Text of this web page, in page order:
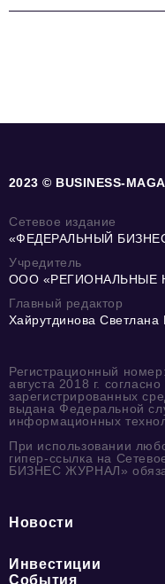
2023 © BUSINESS-
Сетевое издание
«ФЕДЕРАЛЬНЫЙ
Учредитель
ООО «РЕГИОНАЛЬНЫЕ
Главный редактор
Хайрутдинова
Регистрационный
августа 2018 г.
зарегистрированных
выдана Федеральной
информационных
При использовании
гипер-ссылка на
БИЗНЕС ЖУРНАЛ»
Новости
Инвестиции
События